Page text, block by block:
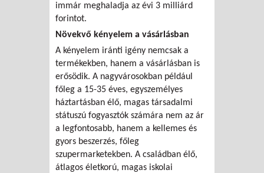
immár meghaladja az évi 3 milliárd
forintot.
Növekvő kényelem a vásárlásban
A kényelem iránti igény nemcsak a
termékekben, hanem a vásárlásban is
erősödik. A nagyvárosokban például
főleg a 15-35 éves, egyszemélyes
háztartásban élő, magas társadalmi
státuszú fogyasztók számára nem az ár
a legfontosabb, hanem a kellemes és
gyors beszerzés, főleg
szupermarketekben. A családban élő,
átlagos életkorú, magas iskolai